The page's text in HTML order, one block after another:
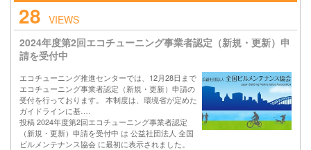
28 VIEWS
2024年度第2回エコチューニング事業者認定（新規・更新）申
請を受付中
エコチューニング推進センターでは、12月28日まで
エコチューニング事業者認定（新規・更新）申請の
受付を行っております。 本制度は、環境省が定めた
ガイドラインに基….
投稿 2024年度第2回エコチューニング事業者認定
（新規・更新）申請を受付中 は 公益社団法人 全国
ビルメンテナンス協会 に最初に表示されました。